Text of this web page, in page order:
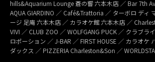
hills&Aquarium Lounge 蒼の響 六本木店 ／ Bar 7th
AQUA GIARDINO ／ Café&Trattoria ／ ターボロ ディ
ージ 足庵 六本木店 ／ カラオケ館 六本木店 ／
VIVI ／ CLUB ZOO ／ WOLFGANG PUCK ／ クラブラ
ロポーション ／ J-BAR ／ FIRST HOUSE ／ カラオケ
ダックス ／ PIZZERIA Charleston&Son ／